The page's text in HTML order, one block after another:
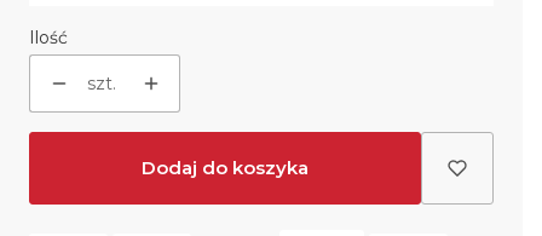
Ilość
szt.
Dodaj do koszyka